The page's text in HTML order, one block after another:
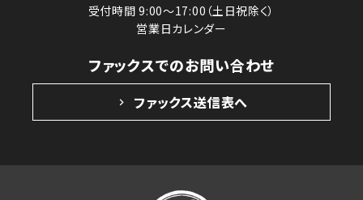
受付時間 9:00～17:00（土日祝除く）
営業日カレンダー
ファックスでのお問い合わせ
ファックス送信表へ